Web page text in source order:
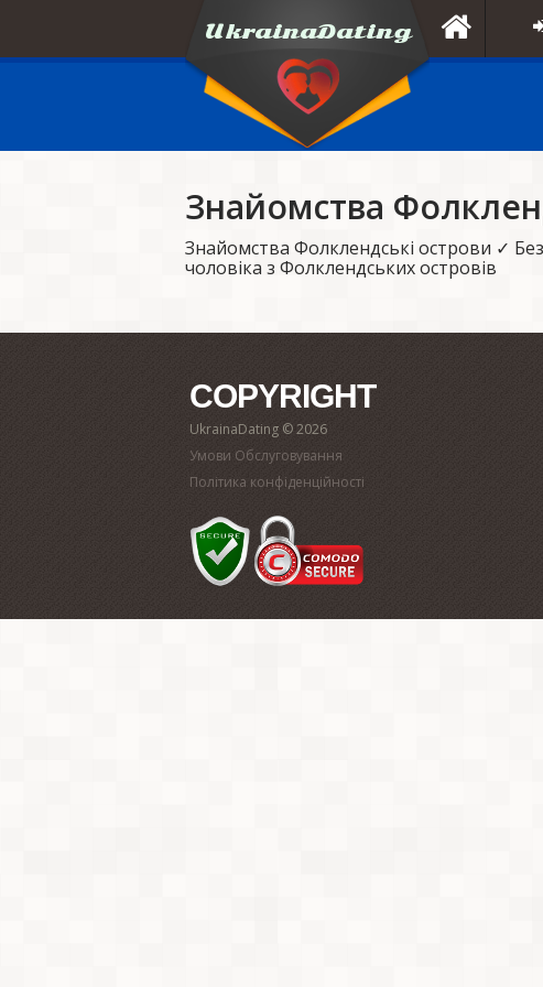
Знайомства
Знайомства Фолклендські острови ✓
чоловіка з Фолклендських островів
COPYRIGHT
UkrainaDating © 2026
Умови Обслуговування
Політика конфіденційності